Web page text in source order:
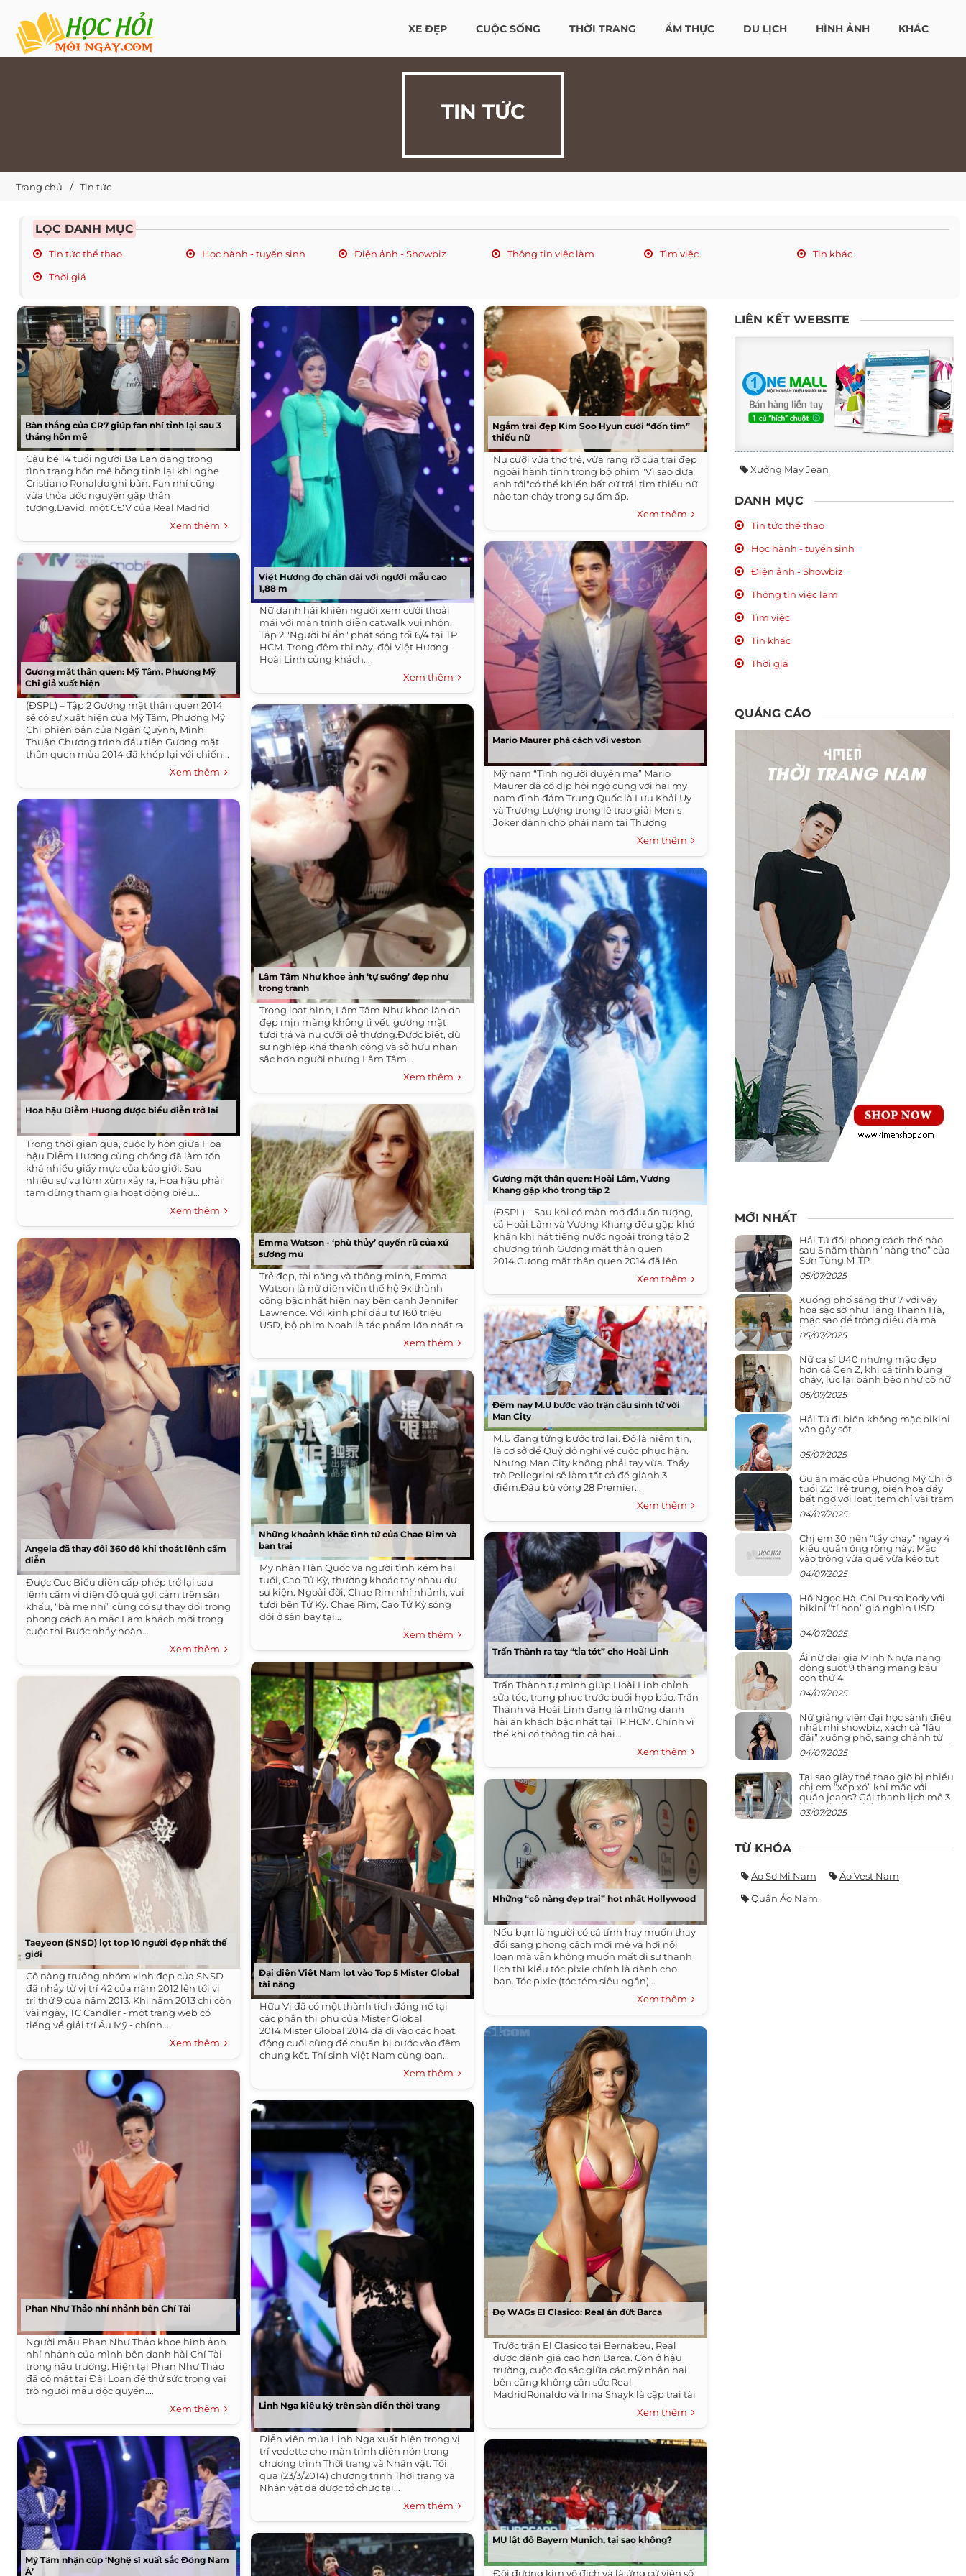
XE ĐẸP CUỘC SỐNG THỜI TRANG ẨM THỰC DU LỊCH HÌNH ẢNH KHÁC
TIN TỨC
Trang chủ Tin tức
LỌC DANH MỤC
Tin tức thể thao Học hành - tuyển sinh Điện ảnh - Showbiz Thông tin việc làm Tìm việc
Tin khác
Thời giá
Bàn thắng của CR7 giúp fan nhí tỉnh lại sau 3
tháng hôn mê
Cậu bé 14 tuổi người Ba Lan đang trong
tình trạng hôn mê bỗng tỉnh lại khi nghe
Cristiano Ronaldo ghi bàn. Fan nhí cũng
vừa thỏa ước nguyện gặp thần
tượng.David, một CĐV của Real Madrid
Xem thêm
Gương mặt thân quen: Mỹ Tâm, Phương Mỹ
Chi giả xuất hiện
(ĐSPL) – Tập 2 Gương mặt thân quen 2014
sẽ có sự xuất hiện của Mỹ Tâm, Phương Mỹ
Chi phiên bản của Ngân Quỳnh, Minh
Thuận.Chương trình đầu tiên Gương mặt
thân quen mùa 2014 đã khép lại với chiến...
Xem thêm
Hoa hậu Diễm Hương được biểu diễn trở lại
Trong thời gian qua, cuộc ly hôn giữa Hoa
hậu Diễm Hương cùng chồng đã làm tốn
khá nhiều giấy mực của báo giới. Sau
nhiều sự vụ lùm xùm xảy ra, Hoa hậu phải
tạm dừng tham gia hoạt động biểu...
Xem thêm
Angela đã thay đổi 360 độ khi thoát lệnh cấm
diễn
Được Cục Biểu diễn cấp phép trở lại sau
lệnh cấm vì diện đồ quá gợi cảm trên sân
khấu, “bà mẹ nhí” cũng có sự thay đổi trong
phong cách ăn mặc.Làm khách mời trong
cuộc thi Bước nhảy hoàn...
Xem thêm
Taeyeon (SNSD) lọt top 10 người đẹp nhất thế
giới
Cô nàng trưởng nhóm xinh đẹp của SNSD
đã nhảy từ vị trí 42 của năm 2012 lên tới vị
trí thứ 9 của năm 2013. Khi năm 2013 chỉ còn
vài ngày, TC Candler - một trang web có
tiếng về giải trí Âu Mỹ - chính...
Xem thêm
Phan Như Thảo nhí nhảnh bên Chí Tài
Người mẫu Phan Như Thảo khoe hình ảnh
nhí nhảnh của mình bên danh hài Chí Tài
trong hậu trường. Hiện tại Phan Như Thảo
đã có mặt tại Đài Loan để thử sức trong vai
trò người mẫu độc quyền....
Xem thêm
Mỹ Tâm nhận cúp ‘Nghệ sĩ xuất sắc Đông Nam
Á’
Việt Hương đọ chân dài với người mẫu cao
1,88 m
Nữ danh hài khiến người xem cười thoải
mái với màn trình diễn catwalk vui nhộn.
Tập 2 "Người bí ẩn" phát sóng tối 6/4 tại TP
HCM. Trong đêm thi này, đội Việt Hương -
Hoài Linh cùng khách...
Xem thêm
Lâm Tâm Như khoe ảnh ‘tự sướng’ đẹp như
trong tranh
Trong loạt hình, Lâm Tâm Như khoe làn da
đẹp mịn màng không tì vết, gương mặt
tươi trả và nụ cười dễ thương.Được biết, dù
sự nghiệp khá thành công và sở hữu nhan
sắc hơn người nhưng Lâm Tâm...
Xem thêm
Emma Watson - ‘phù thủy’ quyến rũ của xứ
sương mù
Trẻ đẹp, tài năng và thông minh, Emma
Watson là nữ diễn viên thế hệ 9x thành
công bậc nhất hiện nay bên cạnh Jennifer
Lawrence. Với kinh phí đầu tư 160 triệu
USD, bộ phim Noah là tác phẩm lớn nhất ra
Xem thêm
Những khoảnh khắc tình tứ của Chae Rim và
bạn trai
Mỹ nhân Hàn Quốc và người tình kém hai
tuổi, Cao Tử Kỳ, thường khoác tay nhau dự
sự kiện. Ngoài đời, Chae Rim nhí nhảnh, vui
tươi bên Tử Kỳ. Chae Rim, Cao Tử Kỳ sóng
đôi ở sân bay tại...
Xem thêm
Đại diện Việt Nam lọt vào Top 5 Mister Global
tài năng
Hữu Vi đã có một thành tích đáng nể tại
các phần thi phụ của Mister Global
2014.Mister Global 2014 đã đi vào các họat
động cuối cùng để chuẩn bị bước vào đêm
chung kết. Thí sinh Việt Nam cùng bạn...
Xem thêm
Linh Nga kiêu kỳ trên sàn diễn thời trang
Diễn viên múa Linh Nga xuất hiện trong vị
trí vedette cho màn trình diễn nón trong
chương trình Thời trang và Nhân vật. Tối
qua (23/3/2014) chương trình Thời trang và
Nhân vật đã được tổ chức tại...
Xem thêm
Ngắm trai đẹp Kim Soo Hyun cười “đốn tim”
thiếu nữ
Nụ cười vừa thơ trẻ, vừa rạng rỡ của trai đẹp
ngoài hành tinh trong bộ phim "Vì sao đưa
anh tới"có thể khiến bất cứ trái tim thiếu nữ
nào tan chảy trong sự ấm ấp.
Xem thêm
Mario Maurer phá cách với veston
Mỹ nam “Tình người duyên ma” Mario
Maurer đã có dịp hội ngộ cùng với hai mỹ
nam đình đám Trung Quốc là Lưu Khải Uy
và Trương Lượng trong lễ trao giải Men’s
Joker dành cho phái nam tại Thượng
Xem thêm
Gương mặt thân quen: Hoài Lâm, Vương
Khang gặp khó trong tập 2
(ĐSPL) – Sau khi có màn mở đầu ấn tượng,
cả Hoài Lâm và Vương Khang đều gặp khó
khăn khi hát tiếng nước ngoài trong tập 2
chương trình Gương mặt thân quen
2014.Gương mặt thân quen 2014 đã lên
Xem thêm
Đêm nay M.U bước vào trận cầu sinh tử với
Man City
M.U đang từng bước trở lại. Đó là niềm tin,
là cơ sở để Quỷ đỏ nghĩ về cuộc phục hận.
Nhưng Man City không phải tay vừa. Thầy
trò Pellegrini sẽ làm tất cả để giành 3
điểm.Đấu bù vòng 28 Premier...
Xem thêm
Trấn Thành ra tay “tỉa tót” cho Hoài Linh
Trấn Thành tự mình giúp Hoài Linh chỉnh
sửa tóc, trang phục trước buổi họp báo. Trấn
Thành và Hoài Linh đang là những danh
hài ăn khách bậc nhất tại TP.HCM. Chính vì
thế khi có thông tin cả hai...
Xem thêm
Những “cô nàng đẹp trai” hot nhất Hollywood
Nếu bạn là người có cá tính hay muốn thay
đổi sang phong cách mới mẻ và hơi nổi
loạn mà vẫn không muốn mất đi sự thanh
lịch thì kiểu tóc pixie chính là dành cho
bạn. Tóc pixie (tóc tém siêu ngắn)...
Xem thêm
Đọ WAGs El Clasico: Real ăn đứt Barca
Trước trận El Clasico tại Bernabeu, Real
được đánh giá cao hơn Barca. Còn ở hậu
trường, cuộc đọ sắc giữa các mỹ nhân hai
bên cũng không cân sức.Real
MadridRonaldo và Irina Shayk là cặp trai tài
Xem thêm
MU lật đổ Bayern Munich, tại sao không?
Đội đương kim vô địch và là ứng cử viên số
LIÊN KẾT WEBSITE
Xưởng May Jean
DANH MỤC
Tin tức thể thao
Học hành - tuyển sinh
Điện ảnh - Showbiz
Thông tin việc làm
Tìm việc
Tin khác
Thời giá
QUẢNG CÁO
MỚI NHẤT
Hải Tú đổi phong cách thế nào
sau 5 năm thành “nàng thơ” của
Sơn Tùng M-TP
05/07/2025
Xuống phố sáng thứ 7 với váy
hoa sặc sỡ như Tăng Thanh Hà,
mặc sao để trông điệu đà mà
không sến
05/07/2025
Nữ ca sĩ U40 nhưng mặc đẹp
hơn cả Gen Z, khi cá tính bùng
cháy, lúc lại bánh bèo như cô nữ
chính ngôn tình
05/07/2025
Hải Tú đi biển không mặc bikini
vẫn gây sốt
05/07/2025
Gu ăn mặc của Phương Mỹ Chi ở
tuổi 22: Trẻ trung, biến hóa đầy
bất ngờ với loạt item chỉ vài trăm
nghìn đã mua được
04/07/2025
Chị em 30 nên “tẩy chay” ngay 4
kiểu quần ống rộng này: Mặc
vào trông vừa quê vừa kéo tụt
chiều cao
04/07/2025
Hồ Ngọc Hà, Chi Pu so body với
bikini “tí hon” giá nghìn USD
04/07/2025
Ái nữ đại gia Minh Nhựa năng
động suốt 9 tháng mang bầu
con thứ 4
04/07/2025
Nữ giảng viên đại học sành điệu
nhất nhì showbiz, xách cả “lâu
đài” xuống phố, sang chảnh từ
giảng đường ra phố khó ai đọ lại
04/07/2025
Tại sao giày thể thao giờ bị nhiều
chị em “xếp xó” khi mặc với
quần jeans? Gái thanh lịch mê 3
kiểu này hơn hẳn
03/07/2025
TỪ KHÓA
Áo Sơ Mi Nam
Áo Vest Nam
Quần Áo Nam